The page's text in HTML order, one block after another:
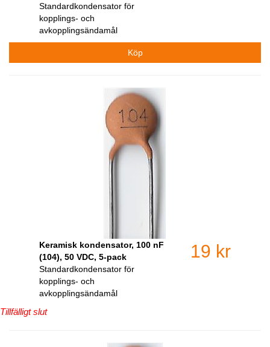
Standardkondensator för
kopplings- och
avkopplingsändamål
Keramisk kondensator, 100 nF
(104), 50 VDC, 5-pack
Standardkondensator för
kopplings- och
avkopplingsändamål
19 kr
Tillfälligt slut